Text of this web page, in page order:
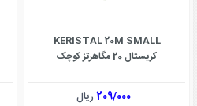
KERISTAL 20M SMALL
کریستال 20 مگاهرتز کوچک
209/000ریال